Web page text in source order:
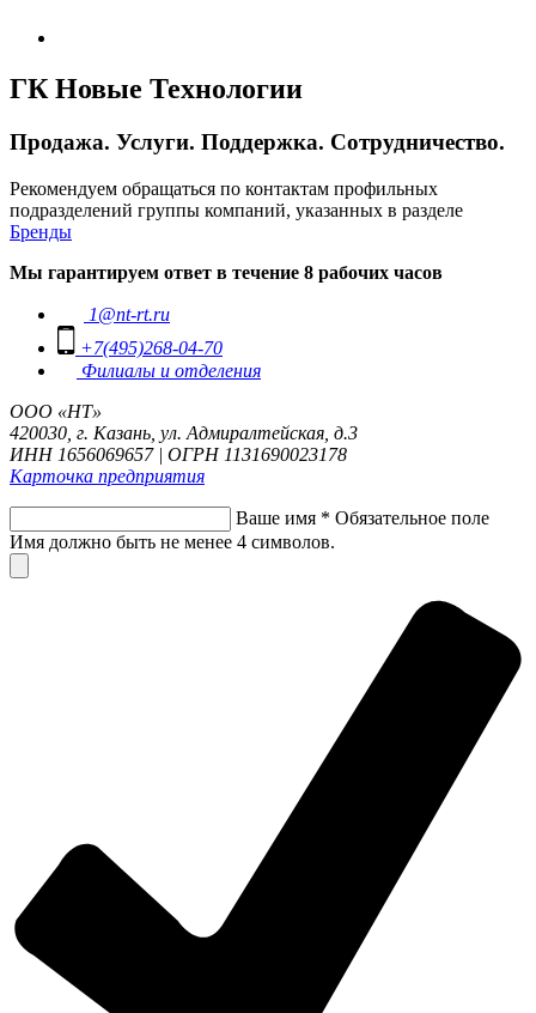
ГК Новые Технологии
Продажа. Услуги. Поддержка. Сотрудничество.
Рекомендуем обращаться по контактам профильных
подразделений группы компаний, указанных в разделе
Бренды
Мы гарантируем ответ в течение 8 рабочих часов
1@nt-rt.ru
+7(495)268-04-70
Филиалы и отделения
ООО «НТ»
420030, г. Казань, ул. Адмиралтейская, д.3
ИНН 1656069657 | ОГРН 1131690023178
Карточка предприятия
Ваше имя * Обязательное поле
Имя должно быть не менее 4 символов.